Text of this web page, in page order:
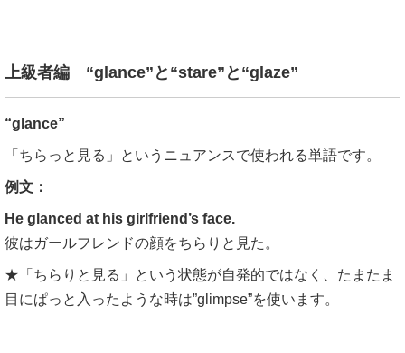
上級者編 “glance”と“stare”と“glaze”
“glance”
「ちらっと見る」というニュアンスで使われる単語です。
例文：
He glanced at his girlfriend’s face.
彼はガールフレンドの顔をちらりと見た。
★「ちらりと見る」という状態が自発的ではなく、たまたま
目にぱっと入ったような時は”glimpse”を使います。